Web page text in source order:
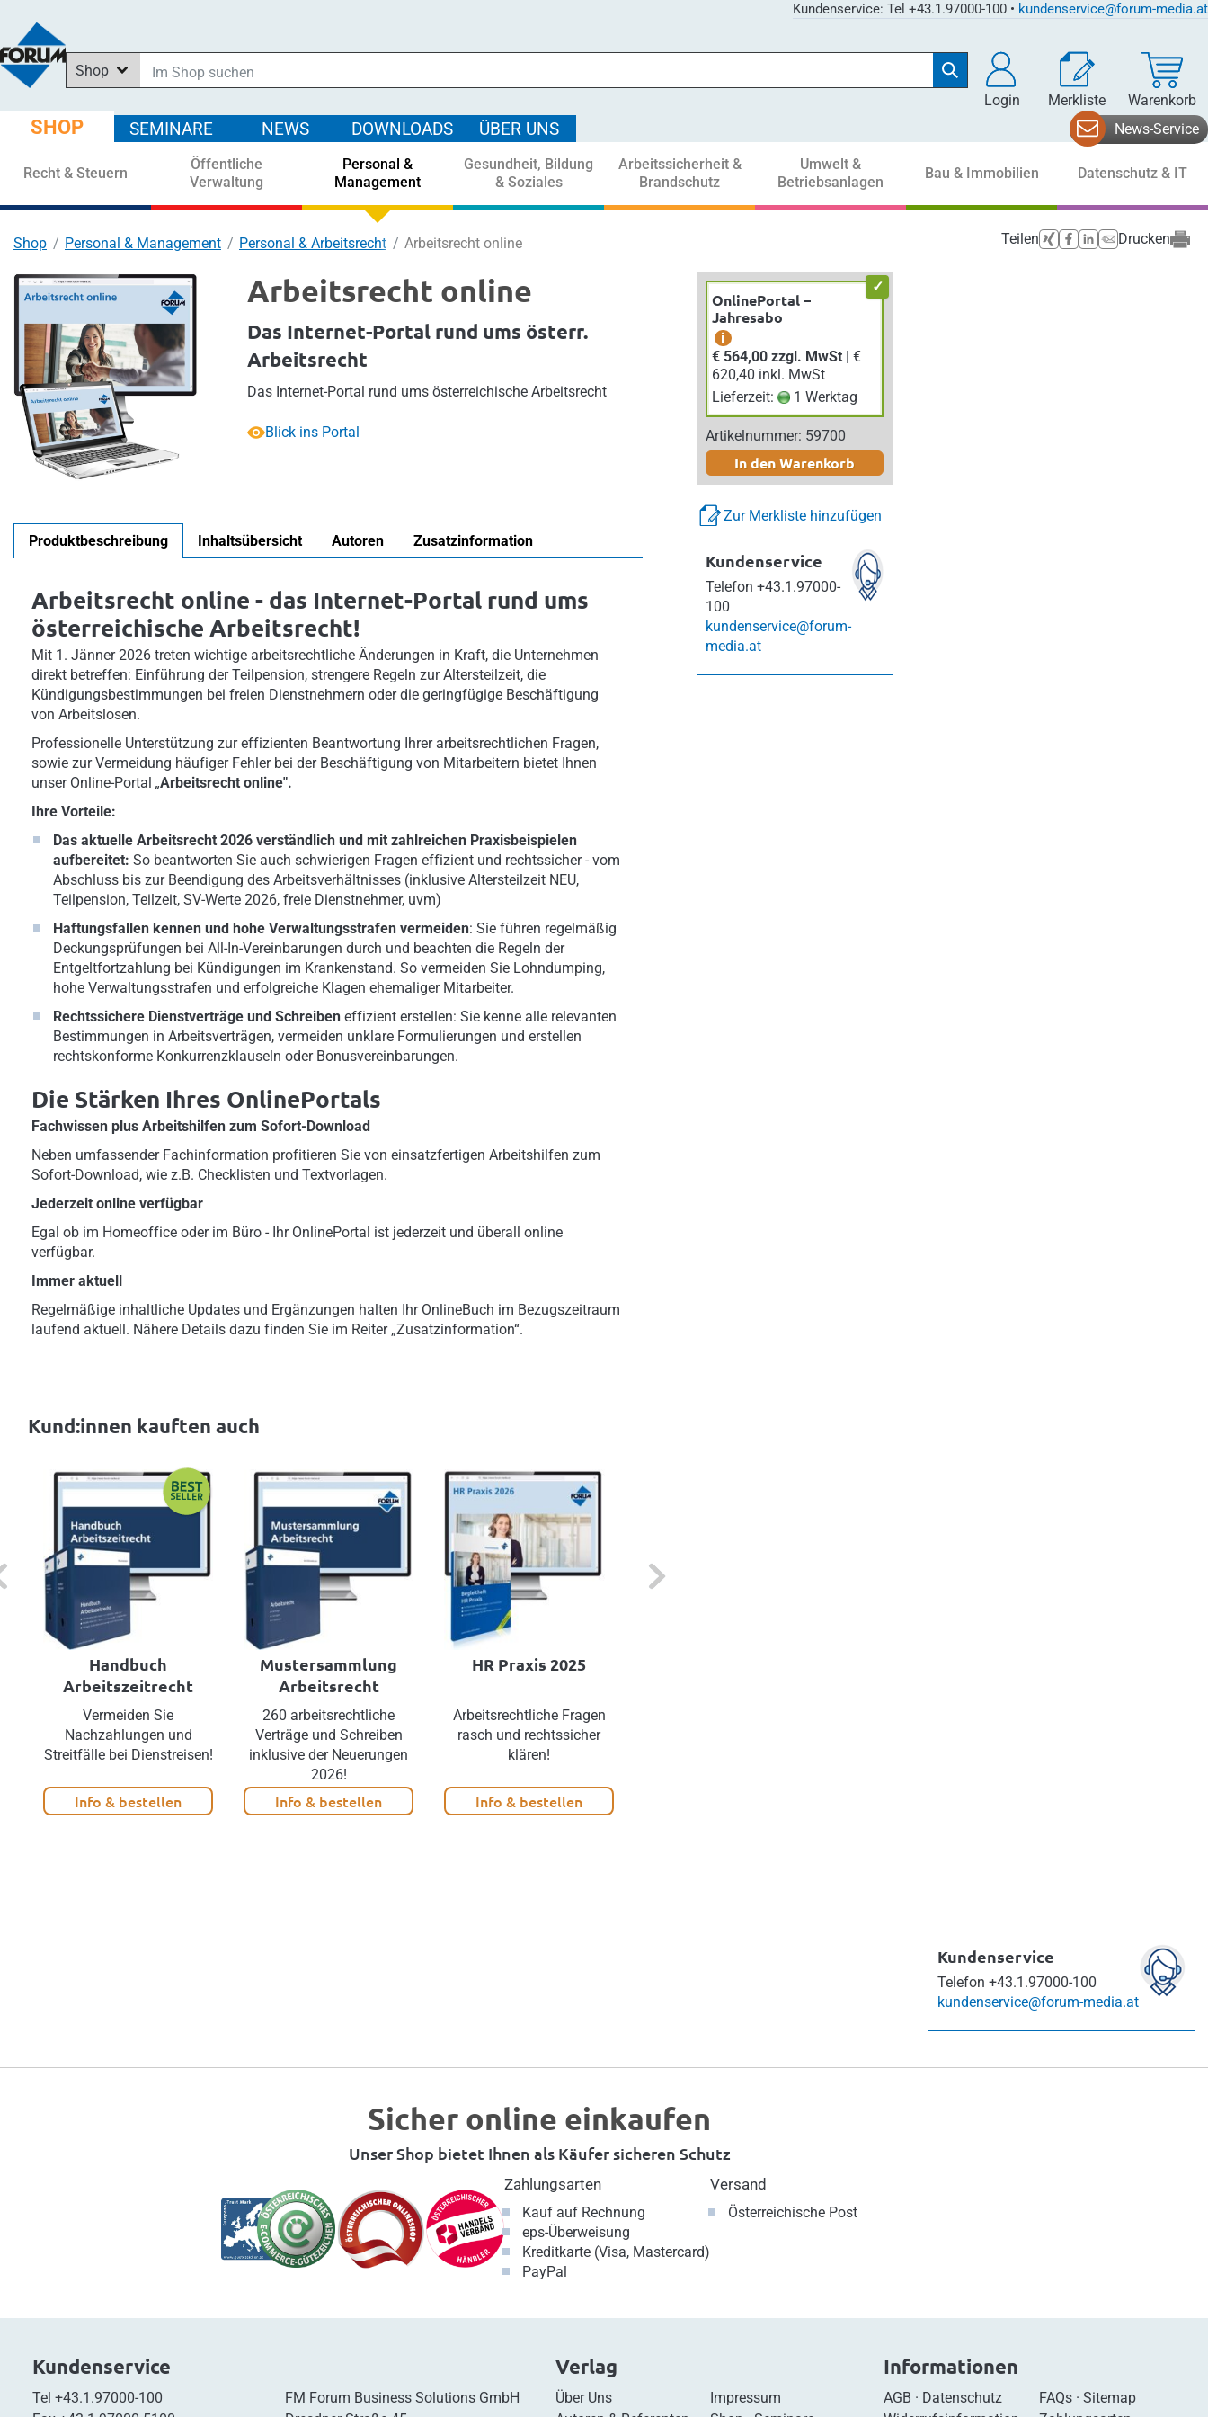
Kundenservice: Tel +43.1.97000-100 • kundenservice@forum-media.at
Shop
In News suchen
In Downloads suchen
In Seminaren suchen
Login Merkliste Warenkorb
SHOP SEMINARE NEWS DOWNLOADS ÜBER UNS News-Service
Recht & Steuern
Öffentliche
Verwaltung
Personal &
Management
Gesundheit, Bildung
& Soziales
Arbeitssicherheit &
Brandschutz
Umwelt &
Betriebsanlagen
Bau & Immobilien Datenschutz & IT
Shop Personal & Management Personal & Arbeitsrecht Arbeitsrecht online
Arbeitsrecht online
Das Internet-Portal rund ums österr.
Arbeitsrecht
Das Internet-Portal rund ums österreichische Arbeitsrecht
Blick ins Portal
OnlinePortal –
Jahresabo
i
€ 564,00 zzgl. MwSt | €
620,40 inkl. MwSt
Lieferzeit:
1 Werktag
Artikelnummer: 59700
In den Warenkorb
Zur Merkliste hinzufügen
Kundenservice
Telefon +43.1.97000-
100
kundenservice@forum-
media.at
Produktbeschreibung Inhaltsübersicht Autoren Zusatzinformation
Arbeitsrecht online - das Internet-Portal rund ums
österreichische Arbeitsrecht!
Mit 1. Jänner 2026 treten wichtige arbeitsrechtliche Änderungen in Kraft, die Unternehmen
direkt betreffen: Einführung der Teilpension, strengere Regeln zur Altersteilzeit, die
Kündigungsbestimmungen bei freien Dienstnehmern oder die geringfügige Beschäftigung
von Arbeitslosen.
Professionelle Unterstützung zur effizienten Beantwortung Ihrer arbeitsrechtlichen Fragen,
sowie zur Vermeidung häufiger Fehler bei der Beschäftigung von Mitarbeitern bietet Ihnen
unser Online-Portal „Arbeitsrecht online".
Ihre Vorteile:
Das aktuelle Arbeitsrecht 2026 verständlich und mit zahlreichen Praxisbeispielen
aufbereitet: So beantworten Sie auch schwierigen Fragen effizient und rechtssicher - vom
Abschluss bis zur Beendigung des Arbeitsverhältnisses (inklusive Altersteilzeit NEU,
Teilpension, Teilzeit, SV-Werte 2026, freie Dienstnehmer, uvm)
Haftungsfallen kennen und hohe Verwaltungsstrafen vermeiden: Sie führen regelmäßig
Deckungsprüfungen bei All-In-Vereinbarungen durch und beachten die Regeln der
Entgeltfortzahlung bei Kündigungen im Krankenstand. So vermeiden Sie Lohndumping,
hohe Verwaltungsstrafen und erfolgreiche Klagen ehemaliger Mitarbeiter.
Rechtssichere Dienstverträge und Schreiben effizient erstellen: Sie kenne alle relevanten
Bestimmungen in Arbeitsverträgen, vermeiden unklare Formulierungen und erstellen
rechtskonforme Konkurrenzklauseln oder Bonusvereinbarungen.
Die Stärken Ihres OnlinePortals
Fachwissen plus Arbeitshilfen zum Sofort-Download
Neben umfassender Fachinformation profitieren Sie von einsatzfertigen Arbeitshilfen zum
Sofort-Download, wie z.B. Checklisten und Textvorlagen.
Jederzeit online verfügbar
Egal ob im Homeoffice oder im Büro - Ihr OnlinePortal ist jederzeit und überall online
verfügbar.
Immer aktuell
Regelmäßige inhaltliche Updates und Ergänzungen halten Ihr OnlineBuch im Bezugszeitraum
laufend aktuell. Nähere Details dazu finden Sie im Reiter „Zusatzinformation“.
Kund:innen kauften auch
Handbuch
Arbeitszeitrecht
Vermeiden Sie
Nachzahlungen und
Streitfälle bei Dienstreisen!
Info & bestellen
Mustersammlung
Arbeitsrecht
260 arbeitsrechtliche
Verträge und Schreiben
inklusive der Neuerungen
2026!
Info & bestellen
HR Praxis 2025
Arbeitsrechtliche Fragen
rasch und rechtssicher
klären!
Info & bestellen
Teilen Drucken
Kundenservice
Telefon +43.1.97000-100
kundenservice@forum-media.at
Sicher online einkaufen
Unser Shop bietet Ihnen als Käufer sicheren Schutz
Zahlungsarten
Kauf auf Rechnung
eps-Überweisung
Kreditkarte (Visa, Mastercard)
PayPal
Versand
Österreichische Post
Kundenservice
Tel +43.1.97000-100
FM Forum Business Solutions GmbH
Verlag
Über Uns
Impressum
Informationen
AGB · Datenschutz
FAQs· Sitemap